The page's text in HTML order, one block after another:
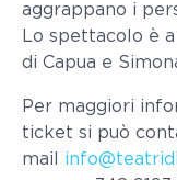
aggrappano i
Lo spettacolo è
di Capua e
Per maggiori
ticket si può
mail